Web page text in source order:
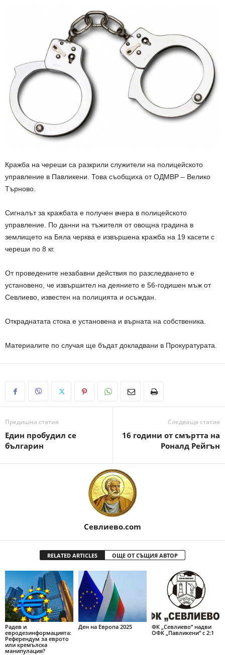
Кражба на череши са разкрили служители на полицейското
управление в Павликени. Това съобщиха от ОДМВР – Велико
Търново.
Сигналът за кражбата е получен вчера в полицейското
управление. По данни на тъжителя от овощна градина в
землището на Бяла черква е извършена кражба на 19 касети с
череши по 8 кг.
От проведените незабавни действия по разследването е
установено, че извършител на деянието е 56-годишен мъж от
Севлиево, известен на полицията и осъждан.
Откраднатата стока е установена и върната на собственика.
Материалите по случая ще бъдат докладвани в Прокуратурата.
Предишна статия
Един пробудил се
българин
Следваща статия
16 години от смъртта на
Роналд Рейгън
Севлиево.com
RELATED ARTICLES ОЩЕ ОТ СЪЩИЯ АВТОР
Радев и
евродезинформацията:
Референдум за еврото
или кремълска
манипулация?
Ден на Европа 2025
ФК „Севлиево“ надви
ОФК „Павликени“ с 2:1